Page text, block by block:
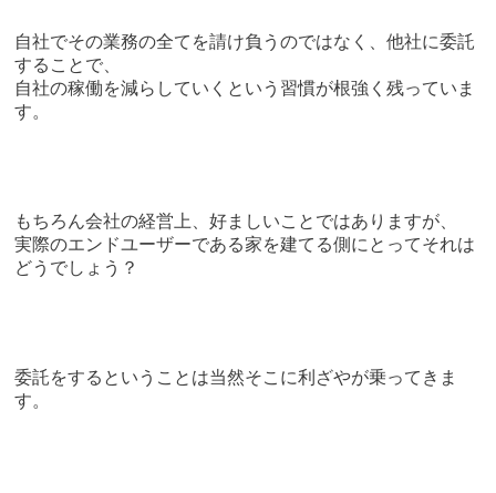
自社でその業務の全てを請け負うのではなく、他社に委託
することで、
自社の稼働を減らしていくという習慣が根強く残っていま
す。
もちろん会社の経営上、好ましいことではありますが、
実際のエンドユーザーである家を建てる側にとってそれは
どうでしょう？
委託をするということは当然そこに利ざやが乗ってきま
す。